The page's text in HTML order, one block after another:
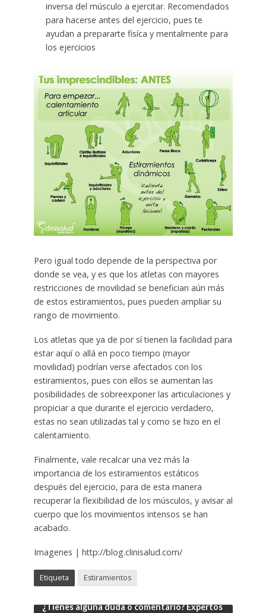
inversa del músculo a ejercitar. Recomendados
para hacerse antes del ejercicio, pues te
ayudan a prepararte fisíca y mentalmente para
los ejercicios
Pero igual todo depende de la perspectiva por
donde se vea, y es que los atletas con mayores
restricciones de movilidad se benefician aún más
de estos estiramientos, pues pueden ampliar su
rango de movimiento.
Los atletas que ya de por sí tienen la facilidad para
estar aquí o allá en poco tiempo (mayor
movilidad) podrían verse afectados con los
estiramientos, pues con ellos se aumentan las
posibilidades de sobreexponer las articulaciones y
propiciar a que durante el ejercicio verdadero,
estas no sean utilizadas tal y como se hizo en el
calentamiento.
Finalmente, vale recalcar una vez más la
importancia de los estiramientos estáticos
después del ejercicio, para de esta manera
recuperar la flexibilidad de los músculos, y avisar al
cuerpo que los movimientos intensos se han
acabado.
Imagenes | http://blog.clinisalud.com/
Etiqueta Estiramientos
¿Tienes alguna duda o comentario? Expertos